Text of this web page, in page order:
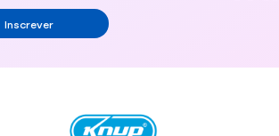
Inscrever